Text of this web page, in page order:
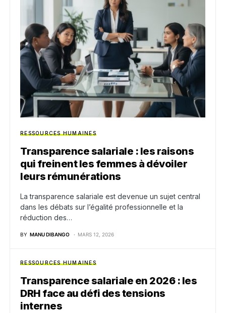
RESSOURCES HUMAINES
Transparence salariale : les raisons
qui freinent les femmes à dévoiler
leurs rémunérations
La transparence salariale est devenue un sujet central
dans les débats sur l’égalité professionnelle et la
réduction des…
BY MANU DIBANGO MARS 12, 2026
RESSOURCES HUMAINES
Transparence salariale en 2026 : les
DRH face au défi des tensions
internes